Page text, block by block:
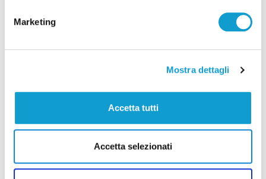
Marketing
Mostra dettagli
Accetta tutti
Accetta selezionati